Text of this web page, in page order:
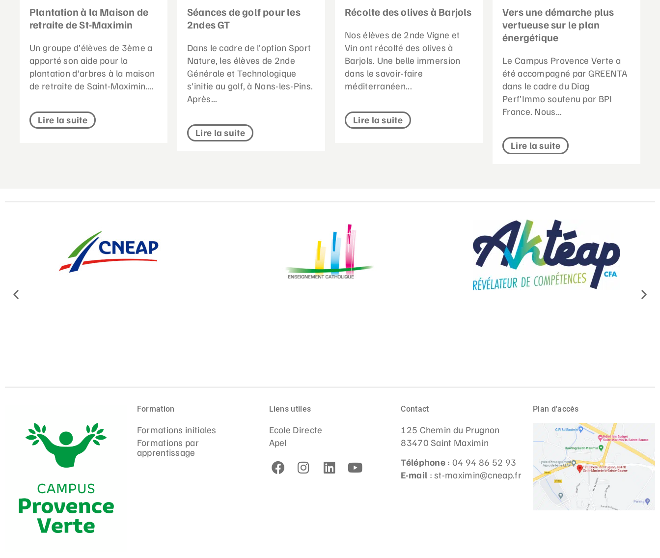
Plantation à la Maison de
retraite de St-Maximin
Un groupe d’élèves de 3ème a
apporté son aide pour la
plantation d’arbres à la maison
de retraite de Saint-Maximin....
Lire la suite
Séances de golf pour les
2ndes GT
Dans le cadre de l’option Sport
Nature, les élèves de 2nde
Générale et Technologique
s’initie au golf, à Nans-les-Pins.
Après...
Lire la suite
Récolte des olives à Barjols
Nos élèves de 2nde Vigne et
Vin ont récolté des olives à
Barjols. Une belle immersion
dans le savoir-faire
méditerranéen...
Lire la suite
Vers une démarche plus
vertueuse sur le plan
énergétique
Le Campus Provence Verte a
été accompagné par GREENTA
dans le cadre du Diag
Perf’Immo soutenu par BPI
France. Nous...
Lire la suite
Formation
Formations initiales
Formations par
apprentissage
Liens utiles
Ecole Directe
Apel
Contact
125 Chemin du Prugnon
83470 Saint Maximin
Téléphone : 04 94 86 52 93
E-mail : st-maximin@cneap.fr
Plan d'accès